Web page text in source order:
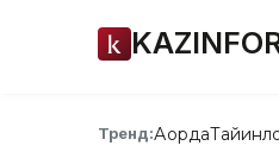
Тренд:Ақорда